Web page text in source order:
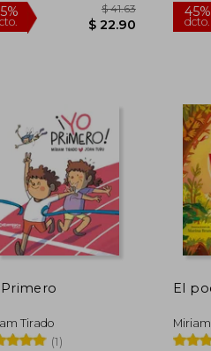
45%
dcto.
$ 41.63
$ 22.90
Tirado
(1)
El